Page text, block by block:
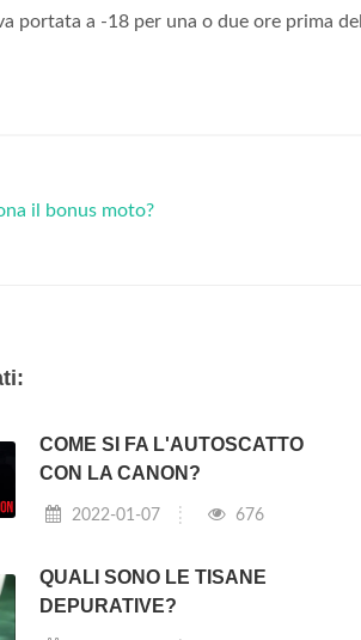
portata a -18 per una o due ore prima
il bonus moto?
COME SI FA L'AUTOSCATTO
CON LA CANON?
2022-01-07 676
QUALI SONO LE TISANE
DEPURATIVE?